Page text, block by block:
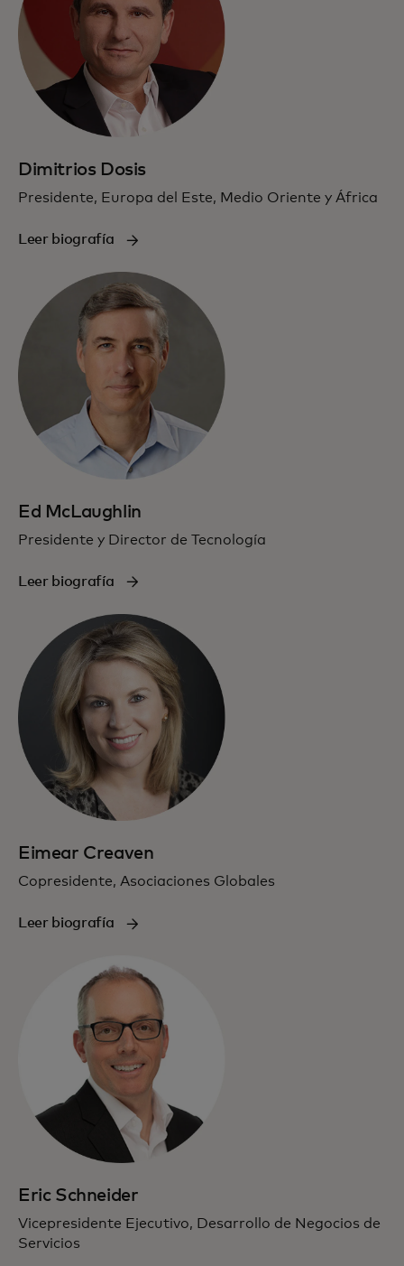
Dimitrios Dosis
Presidente, Europa del Este, Medio Oriente y África
Leer biografía
Ed McLaughlin
Presidente y Director de Tecnología
Leer biografía
Eimear Creaven
Copresidente, Asociaciones Globales
Leer biografía
Eric Schneider
Vicepresidente Ejecutivo, Desarrollo de Negocios de
Servicios